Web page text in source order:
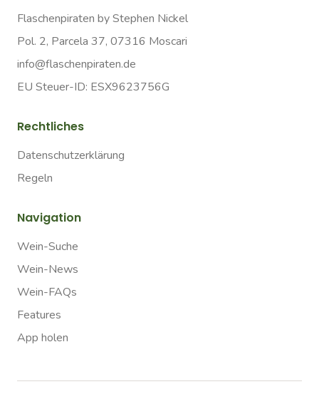
Flaschenpiraten by Stephen Nickel
Pol. 2, Parcela 37, 07316 Moscari
info@flaschenpiraten.de
EU Steuer-ID: ESX9623756G
Rechtliches
Datenschutzerklärung
Regeln
Navigation
Wein-Suche
Wein-News
Wein-FAQs
Features
App holen